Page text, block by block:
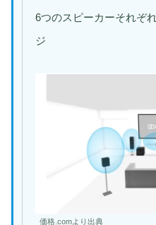
6つのスピーカーそれぞ
ジ
価格.comより出典